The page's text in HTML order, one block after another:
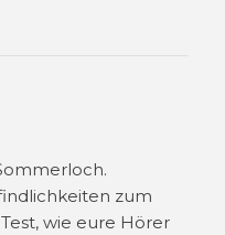
zum
wie eure Hörer